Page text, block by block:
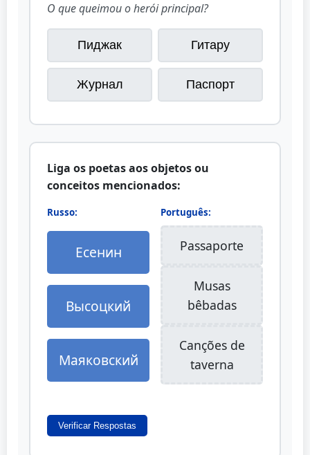
O que queimou o herói principal?
Пиджак Гитару
Журнал Паспорт
Liga os poetas aos objetos ou
conceitos mencionados:
Russo:
Есенин
Высоцкий
Маяковский
Português:
Passaporte
Musas
bêbadas
Canções de
taverna
Verificar Respostas